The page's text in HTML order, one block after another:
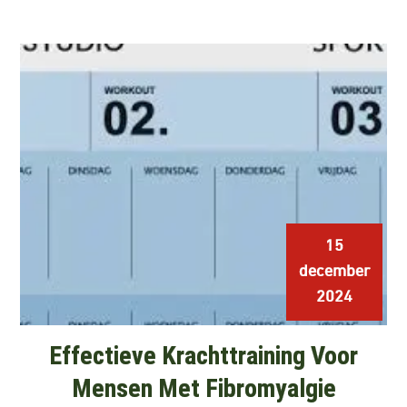
15
december
2024
Effectieve Krachttraining Voor
Mensen Met Fibromyalgie